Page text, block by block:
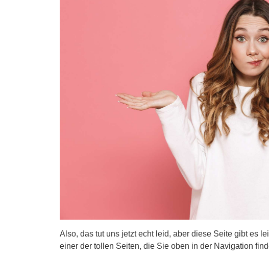
Also, das tut uns jetzt echt leid, aber diese Seite gibt es
einer der tollen Seiten, die Sie oben in der Navigation